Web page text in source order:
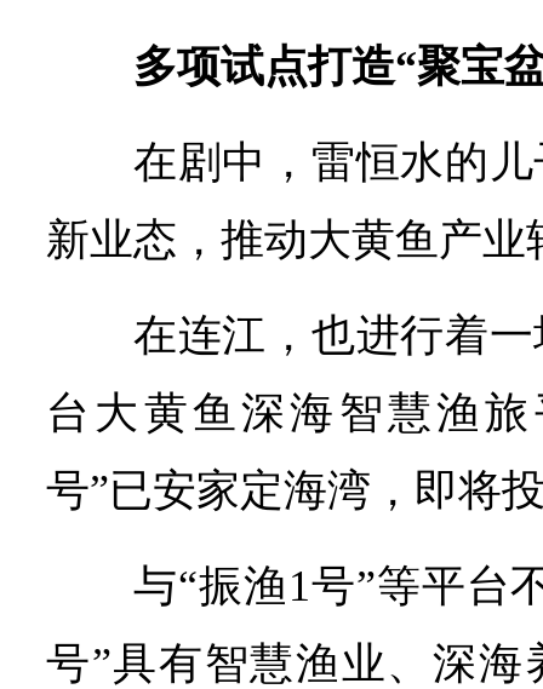
多项试点打造“聚宝
在剧中，雷恒水的
新业态，推动大黄鱼产业
在连江，也进行着
台大黄鱼深海智慧渔
号”已安家定海湾，即将
与“振渔1号”等平台
号”具有智慧渔业、深